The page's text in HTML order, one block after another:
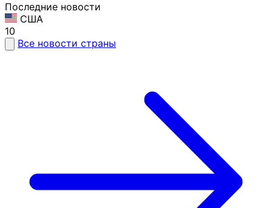
Последние новости
США
10
Все новости страны